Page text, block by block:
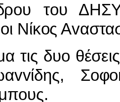
oυ τoυ
oι Νίκoς Αv
δυo
vvίδης, Σoφo
oυς.